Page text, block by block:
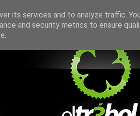
its services and to analyze traffic.
and security metrics to ensure